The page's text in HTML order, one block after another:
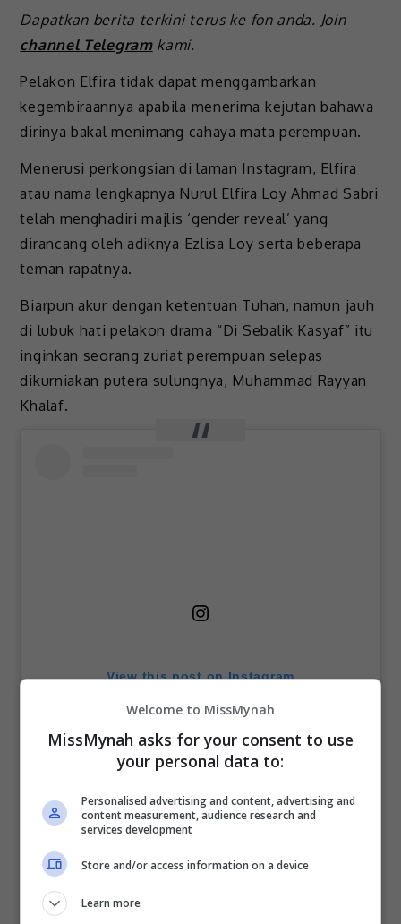
Dapatkan berita terkini terus ke fon anda. Join
channel Telegramkami.
Pelakon Elfira tidak dapat menggambarkan
kegembiraannya apabila menerima kejutan bahawa
dirinya bakal menimang cahaya mata perempuan.
Menerusi perkongsian di laman Instagram, Elfira
atau nama lengkapnya Nurul Elfira Loy Ahmad Sabri
telah menghadiri majlis ‘gender reveal’ yang
dirancang oleh adiknya Ezlisa Loy serta beberapa
teman rapatnya.
Biarpun akur dengan ketentuan Tuhan, namun jauh
di lubuk hati pelakon drama “Di Sebalik Kasyaf” itu
inginkan seorang zuriat perempuan selepas
dikurniakan putera sulungnya, Muhammad Rayyan
Khalaf.
View this post on Instagram
Welcome to MissMynah
MissMynah asks for your consent to use
your personal data to:
Personalised advertising and content, advertising and
content measurement, audience research and
services development
Store and/or access information on a device
Learn more